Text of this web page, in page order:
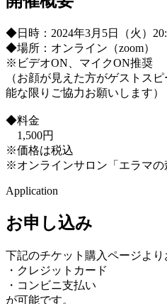
◆日時：2024年3月5日（火）
◆場所：オンライン（zoom）
※ビデオON、マイクON推奨
（お顔が見えた方がゲストス
能な限りご協力お願いします）
◆料金
1,500円
※価格は税込
※オンラインサロン「エラマ
Application
お申し込み
下記のチケット購入ページより
・クレジットカード
・コンビニ支払い
が可能です。